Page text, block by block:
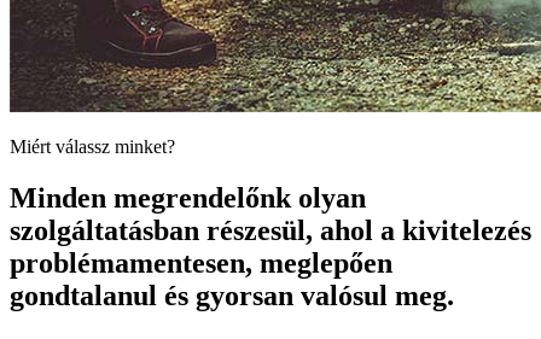
Miért válassz minket?
Minden megrendelőnk olyan
szolgáltatásban részesül, ahol a kivitelezés
problémamentesen, meglepően
gondtalanul és gyorsan valósul meg.